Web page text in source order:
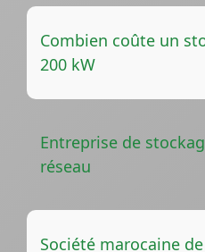
Combien coûte un
200 kW
Entreprise de
réseau
Société marocaine